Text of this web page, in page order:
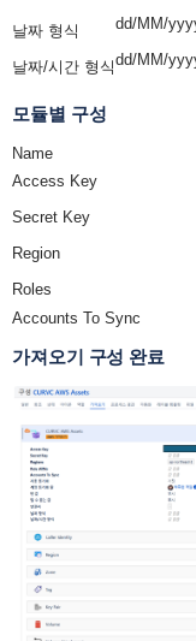
날짜 형식 dd/MM/
날짜/시간 형식dd/MM/
모듈별 구성
Name
Access Key
Secret Key
Region
Roles
Accounts To Sync
가져오기 구성 완료